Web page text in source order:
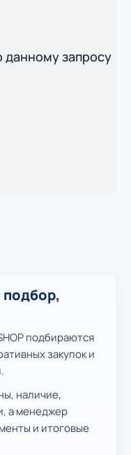
данному запросу
подбираются
закупок и
наличие,
а менеджер
и итоговые